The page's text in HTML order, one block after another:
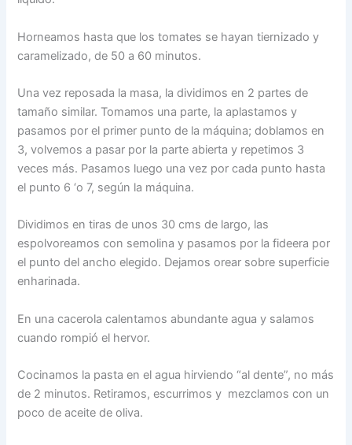
Horneamos hasta que los tomates se hayan tiernizado y
caramelizado, de 50 a 60 minutos.
Una vez reposada la masa, la dividimos en 2 partes de
tamaño similar. Tomamos una parte, la aplastamos y
pasamos por el primer punto de la máquina; doblamos en
3, volvemos a pasar por la parte abierta y repetimos 3
veces más. Pasamos luego una vez por cada punto hasta
el punto 6 ‘o 7, según la máquina.
Dividimos en tiras de unos 30 cms de largo, las
espolvoreamos con semolina y pasamos por la fideera por
el punto del ancho elegido. Dejamos orear sobre superficie
enharinada.
En una cacerola calentamos abundante agua y salamos
cuando rompió el hervor.
Cocinamos la pasta en el agua hirviendo “al dente”, no más
de 2 minutos. Retiramos, escurrimos y mezclamos con un
poco de aceite de oliva.